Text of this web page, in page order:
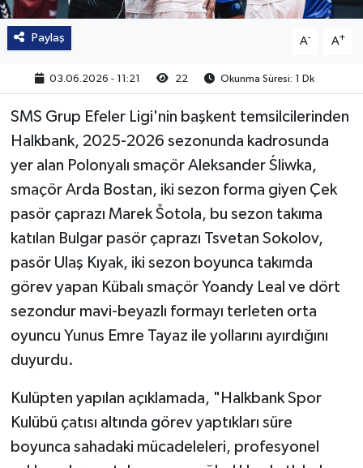
Paylaş A- A+
03.06.2026 - 11:21 22 Okunma Süresi: 1 Dk
SMS Grup Efeler Ligi'nin başkent temsilcilerinden
Halkbank, 2025-2026 sezonunda kadrosunda
yer alan Polonyalı smaçör Aleksander Śliwka,
smaçör Arda Bostan, iki sezon forma giyen Çek
pasör çaprazı Marek Šotola, bu sezon takıma
katılan Bulgar pasör çaprazı Tsvetan Sokolov,
pasör Ulaş Kıyak, iki sezon boyunca takımda
görev yapan Kübalı smaçör Yoandy Leal ve dört
sezondur mavi-beyazlı formayı terleten orta
oyuncu Yunus Emre Tayaz ile yollarını ayırdığını
duyurdu.
Kulüpten yapılan açıklamada, "Halkbank Spor
Kulübü çatısı altında görev yaptıkları süre
boyunca sahadaki mücadeleleri, profesyonel